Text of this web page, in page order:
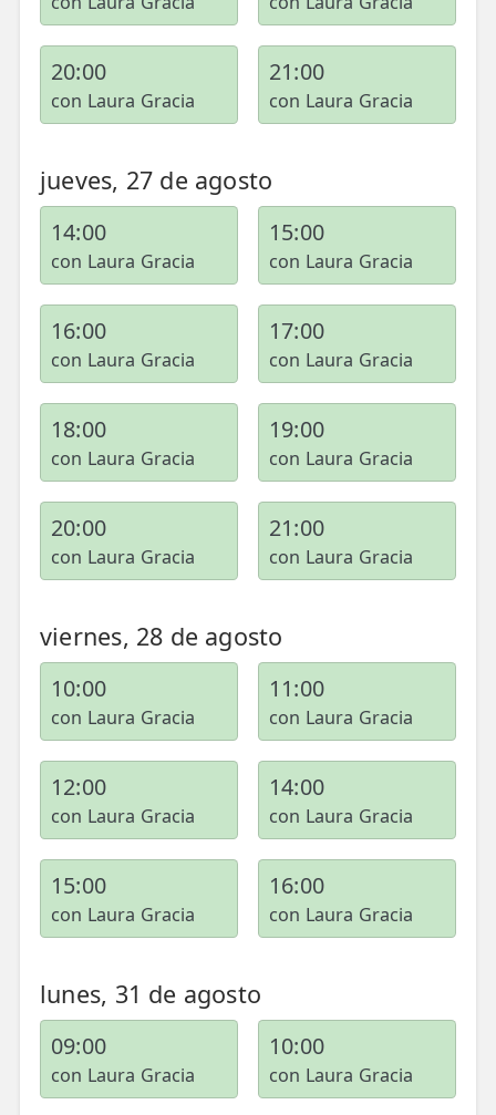
✨ Presoterapia
✨ Cicatrices y Estrías
Rotura Fibrilar
Dolor de Cabeza
Trocanteritis
Hernia Discal
Fascitis Plantar
Lumbalgia
Ciática
Bursitis de Hombro
Síndrome Piramidal
Tendinitis de Aquiles
20:00
con Laura Gracia
21:00
con Laura Gracia
jueves, 27 de agosto
14:00
con Laura Gracia
15:00
con Laura Gracia
16:00
con Laura Gracia
17:00
con Laura Gracia
18:00
con Laura Gracia
19:00
con Laura Gracia
20:00
con Laura Gracia
21:00
con Laura Gracia
viernes, 28 de agosto
10:00
con Laura Gracia
11:00
con Laura Gracia
12:00
con Laura Gracia
14:00
con Laura Gracia
15:00
con Laura Gracia
16:00
con Laura Gracia
lunes, 31 de agosto
09:00
con Laura Gracia
10:00
con Laura Gracia